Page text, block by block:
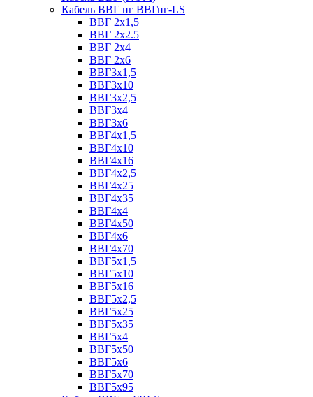
Кабель ВВГ нг ВВГнг-LS
ВВГ 2х1,5
ВВГ 2х2.5
ВВГ 2х4
ВВГ 2х6
ВВГ3х1,5
ВВГ3х10
ВВГ3х2,5
ВВГ3х4
ВВГ3х6
ВВГ4х1,5
ВВГ4х10
ВВГ4х16
ВВГ4х2,5
ВВГ4х25
ВВГ4х35
ВВГ4х4
ВВГ4х50
ВВГ4х6
ВВГ4х70
ВВГ5х1,5
ВВГ5х10
ВВГ5х16
ВВГ5х2,5
ВВГ5х25
ВВГ5х35
ВВГ5х4
ВВГ5х50
ВВГ5х6
ВВГ5х70
ВВГ5х95